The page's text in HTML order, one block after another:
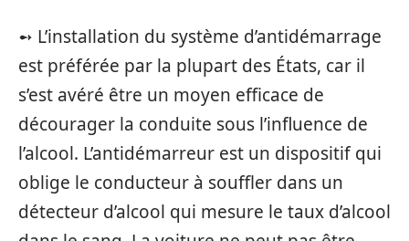
➻ L’installation du système d’antidémarrage
est préférée par la plupart des États, car il
s’est avéré être un moyen efficace de
décourager la conduite sous l’influence de
l’alcool. L’antidémarreur est un dispositif qui
oblige le conducteur à souffler dans un
détecteur d’alcool qui mesure le taux d’alcool